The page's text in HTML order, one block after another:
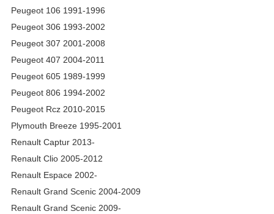
Peugeot 106 1991-1996
Peugeot 306 1993-2002
Peugeot 307 2001-2008
Peugeot 407 2004-2011
Peugeot 605 1989-1999
Peugeot 806 1994-2002
Peugeot Rcz 2010-2015
Plymouth Breeze 1995-2001
Renault Captur 2013-
Renault Clio 2005-2012
Renault Espace 2002-
Renault Grand Scenic 2004-2009
Renault Grand Scenic 2009-